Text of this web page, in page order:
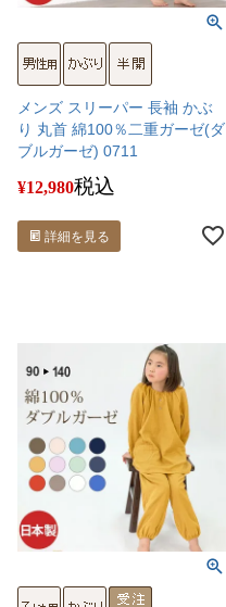
メンズ スリーパー 長袖 かぶ
り 丸首 綿100％二重ガーゼ(ダ
ブルガーゼ) 0711
¥12,980税込
詳細を見る